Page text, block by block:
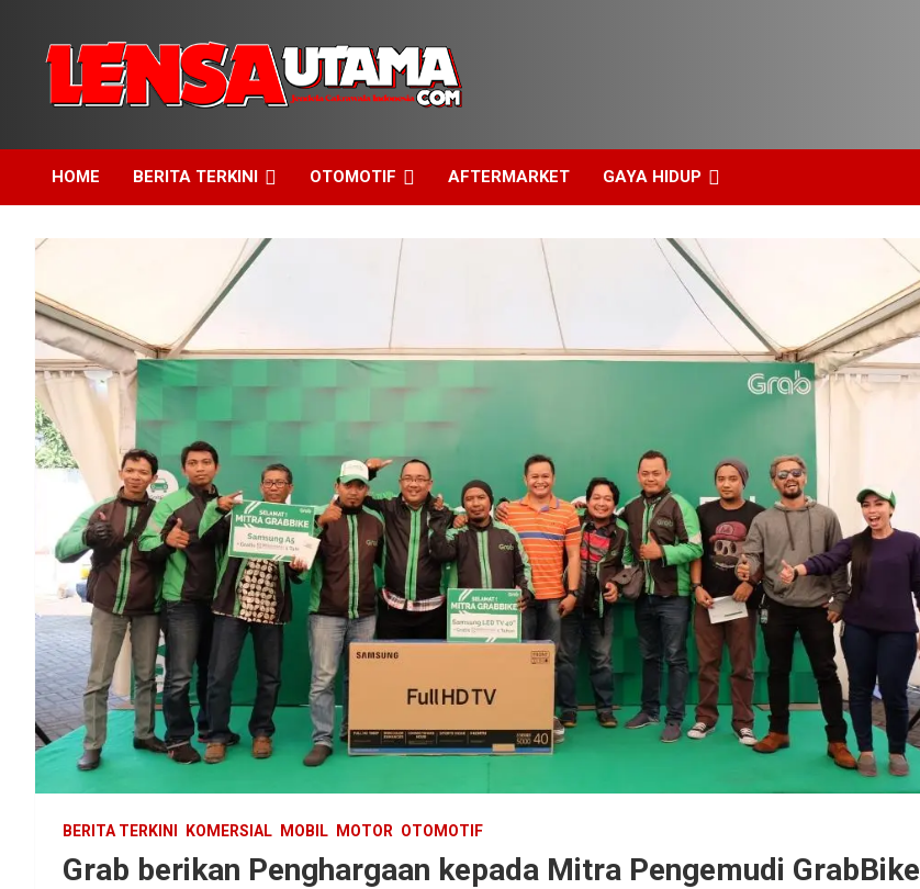
content
LensaUtama
HOME BERITA TERKINI OTOMOTIF AFTERMARKET GAYA HIDUP
BERITA TERKINI KOMERSIAL MOBIL MOTOR OTOMOTIF
Grab berikan Penghargaan kepada Mitra Pengemudi GrabBike